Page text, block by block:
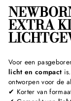
EXTRA
Voor een
licht en compact
ontworpen voor de
✔ Korter van